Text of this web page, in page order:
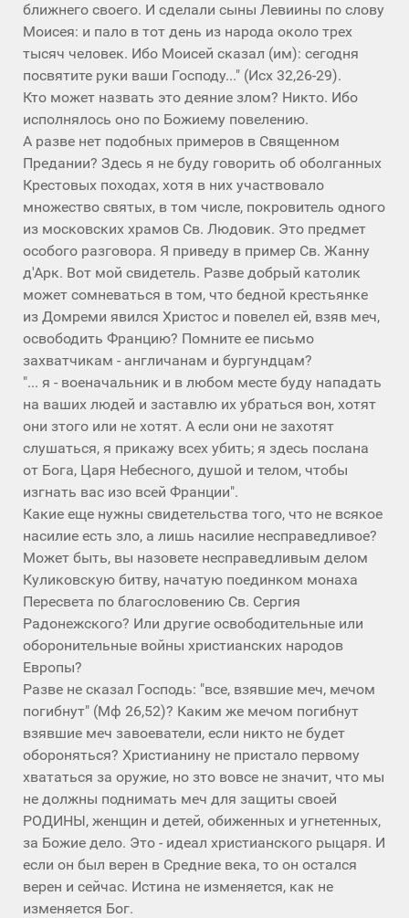
ближнего своего. И сделали сыны Левиины по слову
Моисея: и пало в тот день из народа около трех
тысяч человек. Ибо Моисей сказал (им): сегодня
посвятите руки ваши Господу..." (Исх 32,26-29).
Кто может назвать это деяние злом? Никто. Ибо
исполнялось оно по Божиему повелению.
А разве нет подобных примеров в Священном
Предании? Здесь я не буду говорить об оболганных
Крестовых походах, хотя в них участвовало
множество святых, в том числе, покровитель одного
из московских храмов Св. Людовик. Это предмет
особого разговора. Я приведу в пример Св. Жанну
д'Арк. Вот мой свидетель. Разве добрый католик
может сомневаться в том, что бедной крестьянке
из Домреми явился Христос и повелел ей, взяв меч,
освободить Францию? Помните ее письмо
захватчикам - англичанам и бургундцам?
"... я - военачальник и в любом месте буду нападать
на ваших людей и заставлю их убраться вон, хотят
они зтого или не хотят. А если они не захотят
слушаться, я прикажу всех убить; я здесь послана
от Бога, Царя Небесного, душой и телом, чтобы
изгнать вас изо всей Франции".
Какие еще нужны свидетельства того, что не всякое
насилие есть зло, а лишь насилие несправедливое?
Может быть, вы назовете несправедливым делом
Куликовскую битву, начатую поединком монаха
Пересвета по благословению Св. Сергия
Радонежского? Или другие освободительные или
оборонительные войны христианских народов
Европы?
Разве не сказал Господь: "все, взявшие меч, мечом
погибнут" (Мф 26,52)? Каким же мечом погибнут
взявшие меч завоеватели, если никто не будет
обороняться? Христианину не пристало первому
хвататься за оружие, но зто вовсе не значит, что мы
не должны поднимать меч для защиты своей
РОДИНЫ, женщин и детей, обиженных и угнетенных,
за Божие дело. Это - идеал христианского рыцаря. И
если он был верен в Средние века, то он остался
верен и сейчас. Истина не изменяется, как не
изменяется Бог.